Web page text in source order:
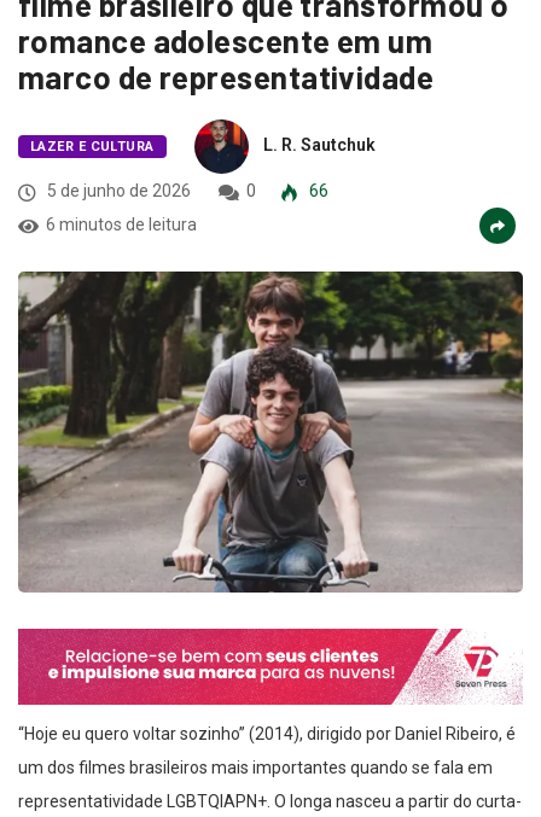
romance adolescente em um
marco de representatividade
5 de junho de 2026 0
6 minutos de leitura
“Hoje eu quero voltar sozinho” (2014), dirigido por Daniel Ribeiro, é
um dos filmes brasileiros mais importantes quando se fala em
representatividade LGBTQIAPN+. O longa nasceu a partir do curta-
metragem “Eu não quero voltar sozinho” (2010), também dirigido